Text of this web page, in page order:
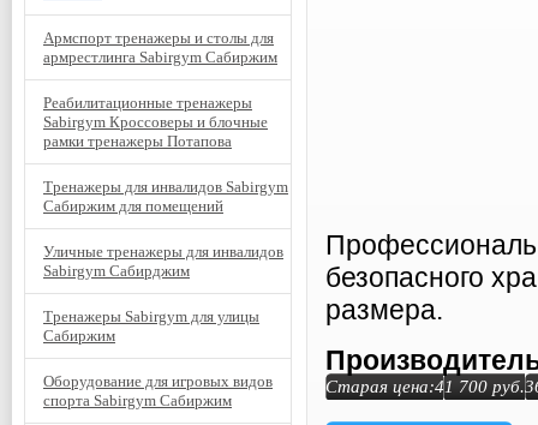
безопасного
размера.
Старая цена:41 700 руб.
Армспорт тренажеры и столы для
армрестлинга Sabirgym Сабиржим
Реабилитационные тренажеры
Sabirgym Кроссоверы и блочные
рамки тренажеры Потапова
Тренажеры для инвалидов Sabirgym
Сабиржим для помещений
Уличные тренажеры для инвалидов
Sabirgym Сабирджим
Тренажеры Sabirgym для улицы
Сабиржим
Оборудование для игровых видов
спорта Sabirgym Сабиржим